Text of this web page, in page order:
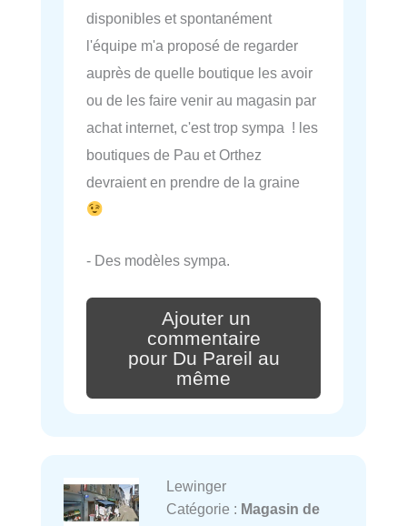
disponibles et spontanément
l'équipe m'a proposé de regarder
auprès de quelle boutique les avoir
ou de les faire venir au magasin par
achat internet, c'est trop sympa ! les
boutiques de Pau et Orthez
devraient en prendre de la graine
- Des modèles sympa.
Ajouter un
commentaire
pour Du Pareil au
même
Lewinger
Catégorie : Magasin de